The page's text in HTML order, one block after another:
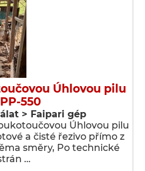
Úhlovou pilu
550
> Faipari gép
Úhlovou pilu
a čisté řezivo přímo z
směry, Po technické
…